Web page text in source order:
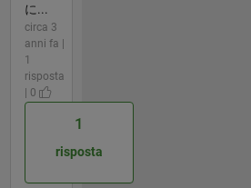
に...
circa 3
anni fa |
1
risposta
| 0
1
risposta